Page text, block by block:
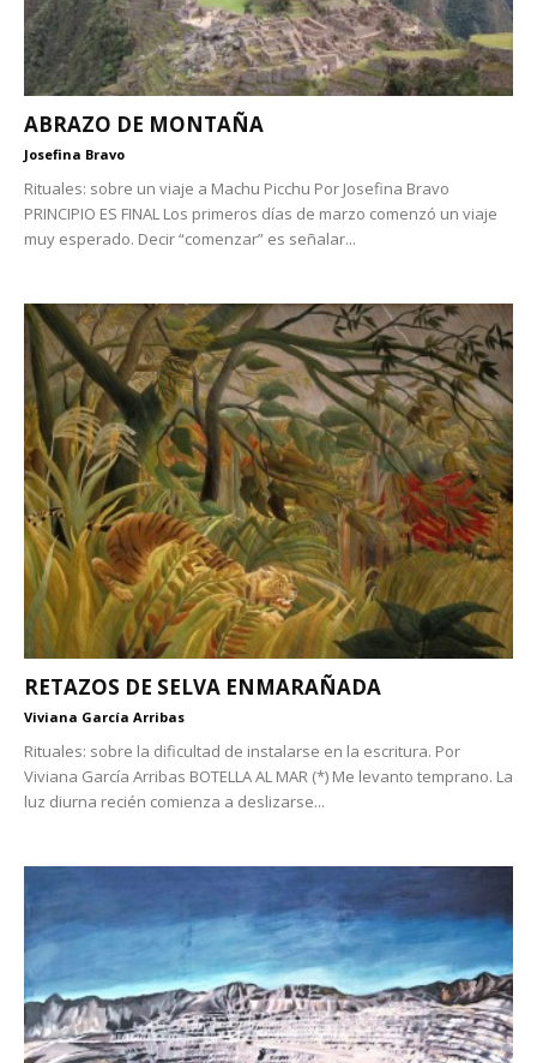
ABRAZO DE MONTAÑA
Josefina Bravo
Rituales: sobre un viaje a Machu Picchu Por Josefina Bravo
PRINCIPIO ES FINAL Los primeros días de marzo comenzó un viaje
muy esperado. Decir “comenzar” es señalar...
RETAZOS DE SELVA ENMARAÑADA
Viviana García Arribas
Rituales: sobre la dificultad de instalarse en la escritura. Por
Viviana García Arribas BOTELLA AL MAR (*) Me levanto temprano. La
luz diurna recién comienza a deslizarse...